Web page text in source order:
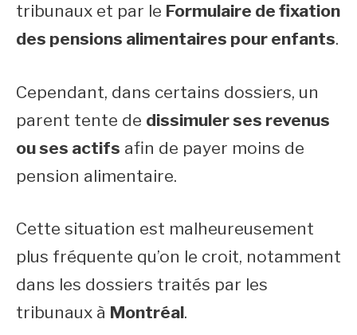
tribunaux et par le Formulaire de fixation
des pensions alimentaires pour enfants.
Cependant, dans certains dossiers, un
parent tente de dissimuler ses revenus
ou ses actifs afin de payer moins de
pension alimentaire.
Cette situation est malheureusement
plus fréquente qu’on le croit, notamment
dans les dossiers traités par les
tribunaux à Montréal.